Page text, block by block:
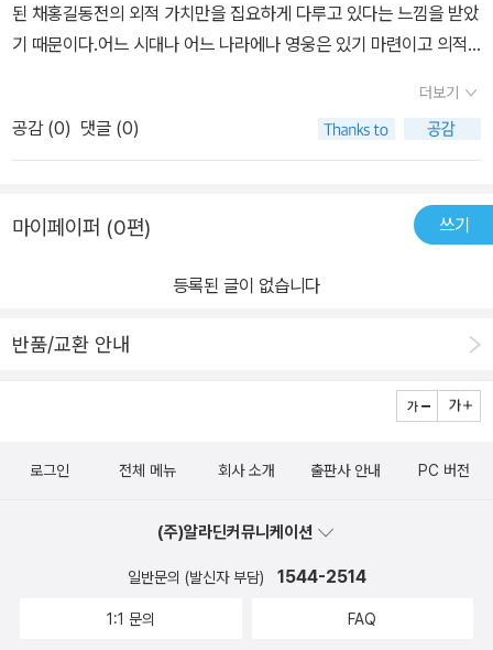
된 채홍길동전의 외적 가치만을 집요하게 다루고 있다는 느낌을 받았
기 때문이다.어느 시대나 어느 나라에나 영웅은 있기 마련이고 의적
의 실증적 자료나 추리만을 강조한다고 될 문제가 아닌 듯 싶다.(그런
거라면 역사학자들이 취미로 접근해도 될 문제이다.)문제는 문학을
전공하는 사람이라면문학 작품 내적인 가치와 외적 가치를 꿰뚫는 안
로 진출했던 실존인물임을 밝혀냄으로써텍스트 감상에 도움이 되는
는가. 이런 식으로 홍길동전을 연구했다고 발표하면,도대체 다른 고
는가회의감이 들었다.
더보기
공감 (0) 댓글 (0)
마이페이퍼 (0편) 쓰기
등록된 글이 없습니다
반품/교환 안내
로그인 전체 메뉴 회사 소개 출판사 안내 PC 버전
(주)알라딘커뮤니케이션
일반문의 (발신자 부담) 1544-2514
1:1 문의 FAQ